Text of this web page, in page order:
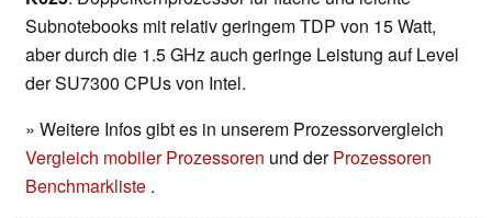
Subnotebooks mit relativ geringem TDP von 15 Watt,
aber durch die 1.5 GHz auch geringe Leistung auf Level
der SU7300 CPUs von Intel.
» Weitere Infos gibt es in unserem Prozessorvergleich
Vergleich mobiler Prozessoren und derProzessoren
Benchmarkliste .